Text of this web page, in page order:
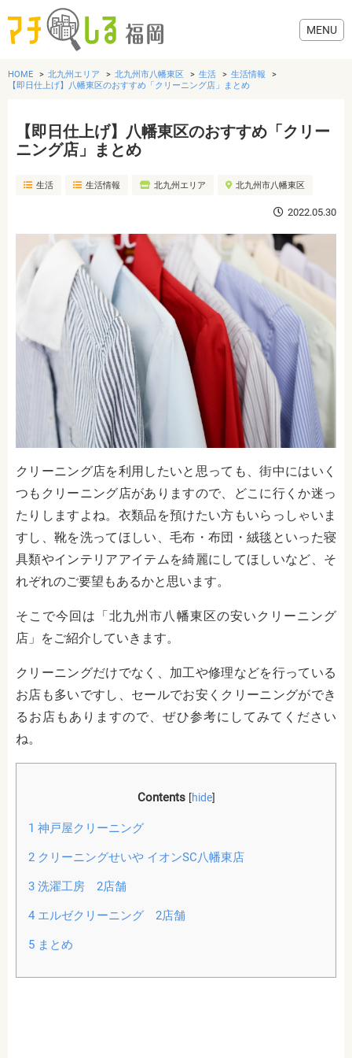
グルメ
美容・健康
歯医者・病院
おでかけ
HOME 北九州エリア 北九州市八幡東区 生活
生活情報
【即日仕上げ】八幡東区のおすすめ「クリーニング店」まとめ
【即日仕上げ】八幡東区のおすすめ「クリー
ニング店」まとめ
生活 生活情報 北九州エリア 北九州市八幡東区
2022.05.30
クリーニング店を利用したいと思っても、街中にはいく
つもクリーニング店がありますので、どこに行くか迷っ
たりしますよね。衣類品を預けたい方もいらっしゃいま
すし、靴を洗ってほしい、毛布・布団・絨毯といった寝
具類やインテリアアイテムを綺麗にしてほしいなど、そ
れぞれのご要望もあるかと思います。
そこで今回は「北九州市八幡東区の安いクリーニング
店」をご紹介していきます。
クリーニングだけでなく、加工や修理などを行っている
お店も多いですし、セールでお安くクリーニングができ
るお店もありますので、ぜひ参考にしてみてください
ね。
Contents [hide]
1 神戸屋クリーニング
2クリーニングせいや イオンSC八幡東店
3洗濯工房 2店舗
4エルゼクリーニング 2店舗
5まとめ